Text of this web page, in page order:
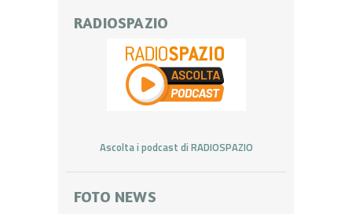
RADIOSPAZIO
Ascolta i podcast di RADIOSPAZIO
FOTO NEWS